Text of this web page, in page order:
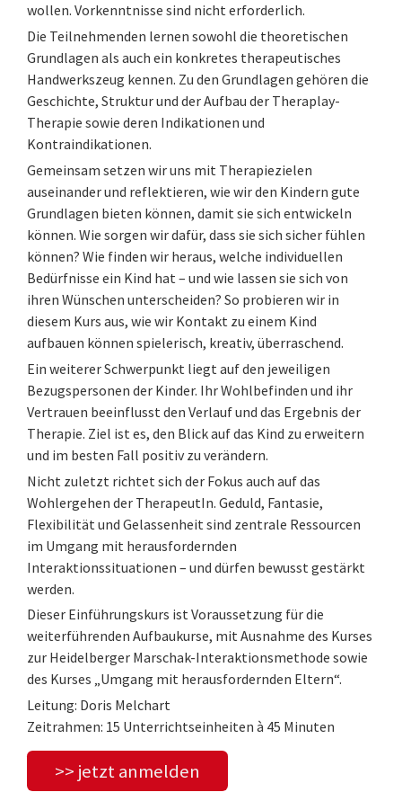
wollen. Vorkenntnisse sind nicht erforderlich.
Die Teilnehmenden lernen sowohl die theoretischen
Grundlagen als auch ein konkretes therapeutisches
Handwerkszeug kennen. Zu den Grundlagen gehören die
Geschichte, Struktur und der Aufbau der Theraplay-
Therapie sowie deren Indikationen und
Kontraindikationen.
Gemeinsam setzen wir uns mit Therapiezielen
auseinander und reflektieren, wie wir den Kindern gute
Grundlagen bieten können, damit sie sich entwickeln
können. Wie sorgen wir dafür, dass sie sich sicher fühlen
können? Wie finden wir heraus, welche individuellen
Bedürfnisse ein Kind hat – und wie lassen sie sich von
ihren Wünschen unterscheiden? So probieren wir in
diesem Kurs aus, wie wir Kontakt zu einem Kind
aufbauen können spielerisch, kreativ, überraschend.
Ein weiterer Schwerpunkt liegt auf den jeweiligen
Bezugspersonen der Kinder. Ihr Wohlbefinden und ihr
Vertrauen beeinflusst den Verlauf und das Ergebnis der
Therapie. Ziel ist es, den Blick auf das Kind zu erweitern
und im besten Fall positiv zu verändern.
Nicht zuletzt richtet sich der Fokus auch auf das
Wohlergehen der TherapeutIn. Geduld, Fantasie,
Flexibilität und Gelassenheit sind zentrale Ressourcen
im Umgang mit herausfordernden
Interaktionssituationen – und dürfen bewusst gestärkt
werden.
Dieser Einführungskurs ist Voraussetzung für die
weiterführenden Aufbaukurse, mit Ausnahme des Kurses
zur Heidelberger Marschak-Interaktionsmethode sowie
des Kurses „Umgang mit herausfordernden Eltern“.
Leitung: Doris Melchart
Zeitrahmen: 15 Unterrichtseinheiten à 45 Minuten
>> jetzt anmelden